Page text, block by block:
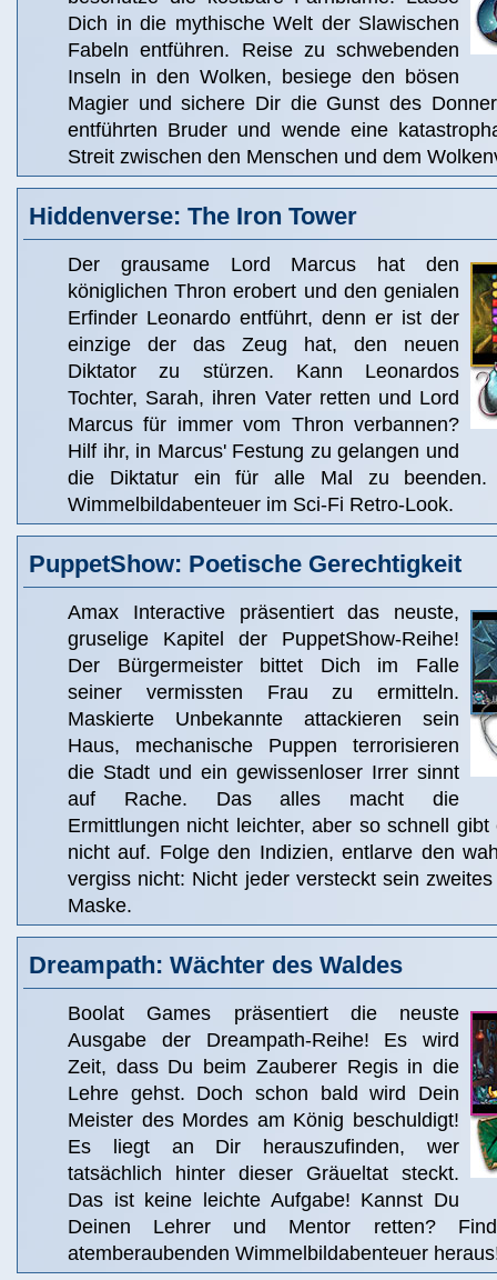
Dich in die mythische Welt der Slawischen
Fabeln entführen. Reise zu schwebenden
Inseln in den Wolken, besiege den bösen
Magier und sichere Dir die Gunst des
entführten Bruder und wende eine
Streit zwischen den Menschen und dem
Hiddenverse: The Iron Tower
Der grausame Lord Marcus hat den
königlichen Thron erobert und den genialen
Erfinder Leonardo entführt, denn er ist der
einzige der das Zeug hat, den neuen
Diktator zu stürzen. Kann Leonardos
Tochter, Sarah, ihren Vater retten und Lord
Marcus für immer vom Thron verbannen?
Hilf ihr, in Marcus' Festung zu gelangen und
die Diktatur ein für alle Mal zu beenden.
Wimmelbildabenteuer im Sci-Fi Retro-Look.
PuppetShow: Poetische Gerechtigkeit
Amax Interactive präsentiert das neuste,
gruselige Kapitel der PuppetShow-Reihe!
Der Bürgermeister bittet Dich im Falle
seiner vermissten Frau zu ermitteln.
Maskierte Unbekannte attackieren sein
Haus, mechanische Puppen terrorisieren
die Stadt und ein gewissenloser Irrer sinnt
auf Rache. Das alles macht die
Ermittlungen nicht leichter, aber so schnell
nicht auf. Folge den Indizien, entlarve den
vergiss nicht: Nicht jeder versteckt sein
Maske.
Dreampath: Wächter des Waldes
Boolat Games präsentiert die neuste
Ausgabe der Dreampath-Reihe! Es wird
Zeit, dass Du beim Zauberer Regis in die
Lehre gehst. Doch schon bald wird Dein
Meister des Mordes am König beschuldigt!
Es liegt an Dir herauszufinden, wer
tatsächlich hinter dieser Gräueltat steckt.
Das ist keine leichte Aufgabe! Kannst Du
Deinen Lehrer und Mentor retten?
atemberaubenden Wimmelbildabenteuer